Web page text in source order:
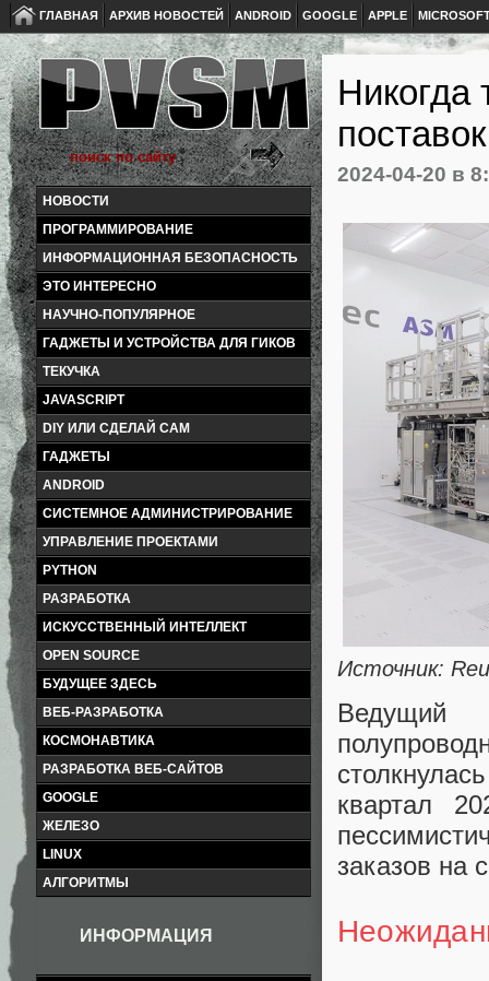
ГЛАВНАЯ АРХИВ НОВОСТЕЙ ANDROID GOOGLE APPLE
НОВОСТИ
ПРОГРАММИРОВАНИЕ
ИНФОРМАЦИОННАЯ БЕЗОПАСНОСТЬ
ЭТО ИНТЕРЕСНО
НАУЧНО-ПОПУЛЯРНОЕ
ГАДЖЕТЫ И УСТРОЙСТВА ДЛЯ ГИКОВ
ТЕКУЧКА
JAVASCRIPT
DIY ИЛИ СДЕЛАЙ САМ
ГАДЖЕТЫ
ANDROID
СИСТЕМНОЕ АДМИНИСТРИРОВАНИЕ
УПРАВЛЕНИЕ ПРОЕКТАМИ
PYTHON
РАЗРАБОТКА
ИСКУССТВЕННЫЙ ИНТЕЛЛЕКТ
OPEN SOURCE
БУДУЩЕЕ ЗДЕСЬ
ВЕБ-РАЗРАБОТКА
КОСМОНАВТИКА
РАЗРАБОТКА ВЕБ-САЙТОВ
GOOGLE
ЖЕЛЕЗО
LINUX
АЛГОРИТМЫ
ИНФОРМАЦИЯ
Никогда
2024-04-20 в
Источник:
квартал
заказов на